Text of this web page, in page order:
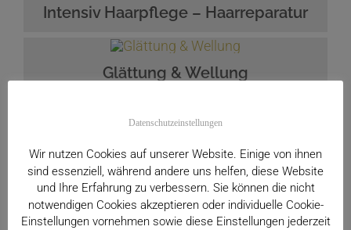
Intensiv Haarpflege – Haarreparatur
Glättung & Wellung
Haarverlängerung
Make-up & Kosmetik
Datenschutzeinstellungen
Wir nutzen Cookies auf unserer Website. Einige von ihnen
sind essenziell, während andere uns helfen, diese Website
und Ihre Erfahrung zu verbessern. Sie können die nicht
notwendigen Cookies akzeptieren oder individuelle Cookie-
Einstellungen vornehmen sowie diese Einstellungen jederzeit